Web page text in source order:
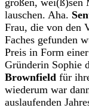
großen, wei(ß)sen
lauschen. Aha.
Frau, die von den
Faches gefunden
Preis in Form
Gründerin Sophie
Brownfield für
wiederum war
auslaufenden